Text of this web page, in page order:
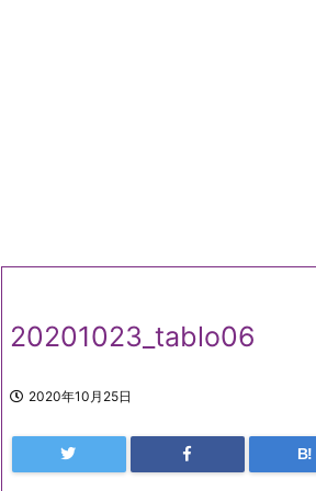
20201023_tablo06
2020年10月25日
B!